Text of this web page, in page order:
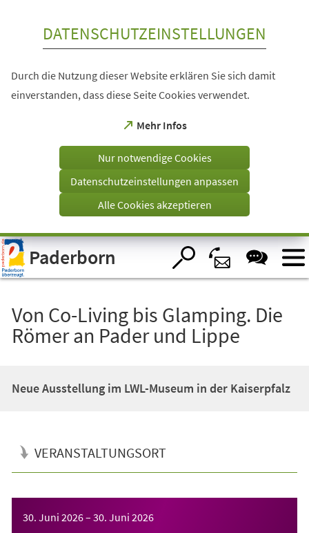
Visuelle
Assistenzsoftware
öffnen.
DATENSCHUTZEINSTELLUNGEN
Durch die Nutzung dieser Website erklären Sie sich damit
einverstanden, dass diese Seite Cookies verwendet.
Mehr Infos
(Öffnet
einem
Tab)
Nur notwendige Cookies
Datenschutzeinstellungen anpassen
Alle Cookies akzeptieren
Paderborn
Von Co-Living bis Glamping. Die
Römer an Pader und Lippe
Neue Ausstellung im LWL-Museum in der Kaiserpfalz
VERANSTALTUNGSORT
30. Juni 2026– 30. Juni 2026